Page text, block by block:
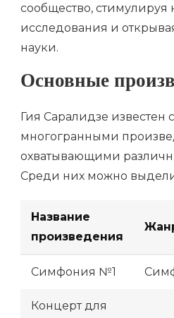
сообщество, стимулируя
исследования и
науки.
Основные
Гия Саралидзе известен
многогранными
охватывающими
Среди них можно
Название
произведения
Симфония №1
Концерт для